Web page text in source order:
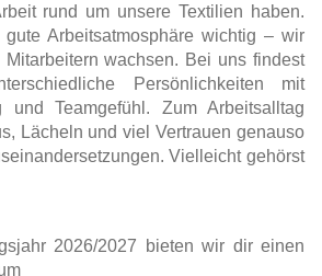
rund um unsere Textilien haben.
Arbeitsatmosphäre wichtig – wir
wachsen. Bei uns findest
Persönlichkeiten mit
und Teamgefühl. Zum Arbeitsalltag
Lächeln und viel Vertrauen genauso
Vielleicht gehörst
2026/2027 bieten wir dir einen